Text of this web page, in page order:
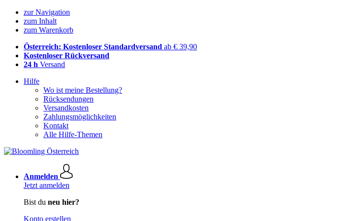
zur Navigation
zum Inhalt
zum Warenkorb
Österreich: Kostenloser Standardversand ab € 39,90
Kostenloser Rückversand
24 h Versand
Hilfe
Wo ist meine Bestellung?
Rücksendungen
Versandkosten
Zahlungsmöglichkeiten
Kontakt
Alle Hilfe-Themen
Anmelden
Jetzt anmelden
Bist du neu hier?
Konto erstellen